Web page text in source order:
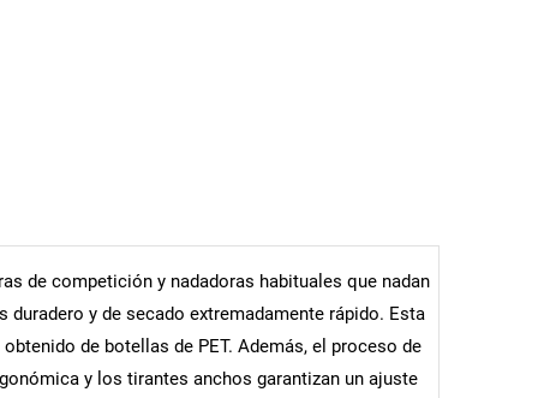
de competición y nadadoras habituales que nadan
y de secado extremadamente rápido. Esta
de botellas de PET. Además, el proceso de
y los tirantes anchos garantizan un ajuste